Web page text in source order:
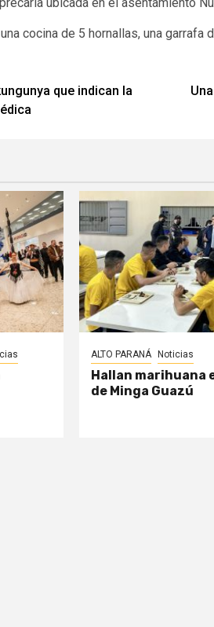
ubicada en el asentamiento
cocina de 5 hornallas, una
que indican la
ALTO PARANÁ Noticias
Hallan marihuana
de Minga Guazú